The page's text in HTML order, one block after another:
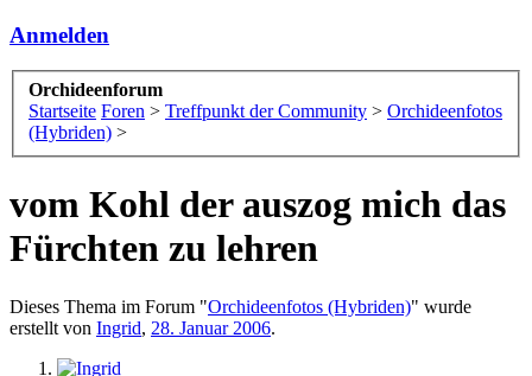
Anmelden
Orchideenforum
Startseite Foren > Treffpunkt der Community > Orchideenfotos
(Hybriden) >
vom Kohl der auszog mich das
Fürchten zu lehren
Dieses Thema im Forum "Orchideenfotos (Hybriden)" wurde
erstellt von Ingrid, 28. Januar 2006.